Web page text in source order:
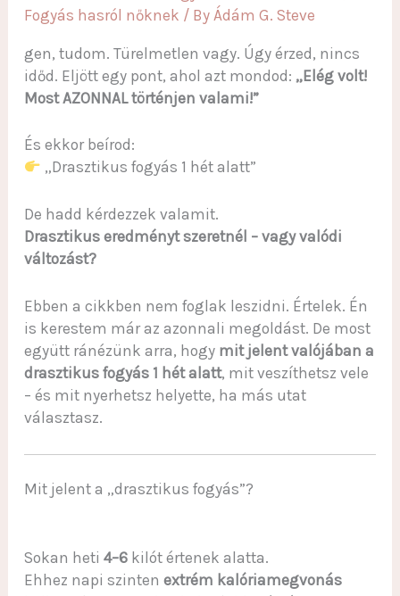
Fogyás hasról nőknek / By Ádám G. Steve
gen, tudom. Türelmetlen vagy. Úgy érzed, nincs
időd. Eljött egy pont, ahol azt mondod: „Elég volt!
Most AZONNAL történjen valami!”
És ekkor beírod:
„Drasztikus fogyás 1 hét alatt”
De hadd kérdezzek valamit.
Drasztikus eredményt szeretnél – vagy valódi
változást?
Ebben a cikkben nem foglak leszidni. Értelek. Én
is kerestem már az azonnali megoldást. De most
együtt ránézünk arra, hogy mit jelent valójában a
drasztikus fogyás 1 hét alatt, mit veszíthetsz vele
– és mit nyerhetsz helyette, ha más utat
választasz.
Mit jelent a „drasztikus fogyás”?
Sokan heti 4–6kilót értenek alatta.
Ehhez napi szinten extrém kalóriamegvonás